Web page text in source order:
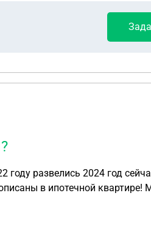
развелись 2024 год
в ипотечной квартире!